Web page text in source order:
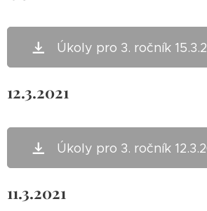
Úkoly pro 3. ročník
12.3.2021
Úkoly pro 3. ročník
11.3.2021